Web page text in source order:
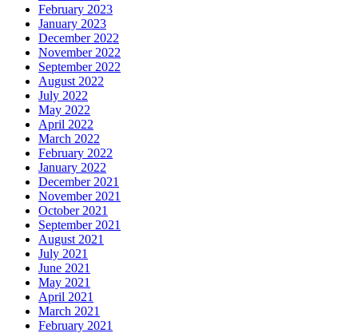
February 2023
January 2023
December 2022
November 2022
September 2022
August 2022
July 2022
May 2022
April 2022
March 2022
February 2022
January 2022
December 2021
November 2021
October 2021
September 2021
August 2021
July 2021
June 2021
May 2021
April 2021
March 2021
February 2021